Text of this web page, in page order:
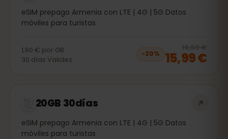
eSIM prepago Armenia con LTE | 4G | 5G Datos
móviles para turistas
1,60 € por GB
30 días Validez
−20%
19,99 €
15,99 €
20GB 30días
eSIM prepago Armenia con LTE | 4G | 5G Datos
móviles para turistas